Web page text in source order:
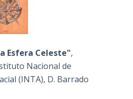
Esfera Celeste",
Nacional de
(INTA), D. Barrado